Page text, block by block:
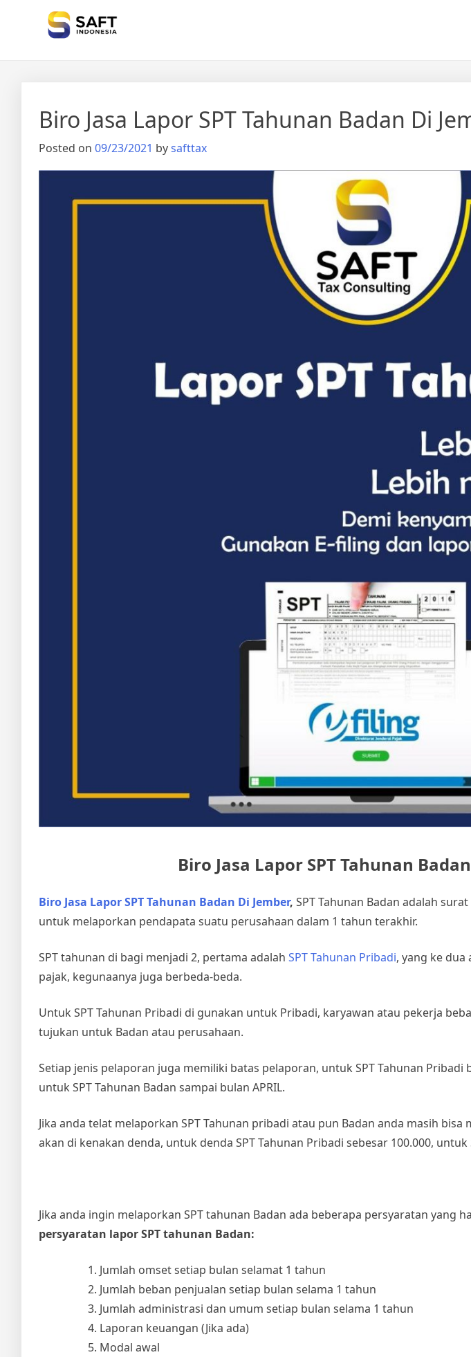
Solisi Perjakan Anda
Biro Jasa Lapor SPT Tahunan Badan Di
Posted on 09/23/2021 bysafttax
Biro Jasa Lapor SPT Tahunan
Biro Jasa Lapor SPT Tahunan Badan Di Jember, SPT Tahunan Badan adalah
untuk melaporkan pendapata suatu perusahaan dalam 1 tahun terakhir.
SPT tahunan di bagi menjadi 2, pertama adalah SPT Tahunan Pribadi, yang ke dua
pajak, kegunaanya juga berbeda-beda.
Untuk SPT Tahunan Pribadi di gunakan untuk Pribadi, karyawan atau pekerja
tujukan untuk Badan atau perusahaan.
Setiap jenis pelaporan juga memiliki batas pelaporan, untuk SPT Tahunan Pribadi
untuk SPT Tahunan Badan sampai bulan APRIL.
Jika anda telat melaporkan SPT Tahunan pribadi atau pun Badan anda masih
akan di kenakan denda, untuk denda SPT Tahunan Pribadi sebesar 100.000, untuk
Jika anda ingin melaporkan SPT tahunan Badan ada beberapa persyaratan yang
persyaratan lapor SPT tahunan Badan:
Jumlah omset setiap bulan selamat 1 tahun
Jumlah beban penjualan setiap bulan selama 1 tahun
Jumlah administrasi dan umum setiap bulan selama 1 tahun
Laporan keuangan (Jika ada)
Modal awal